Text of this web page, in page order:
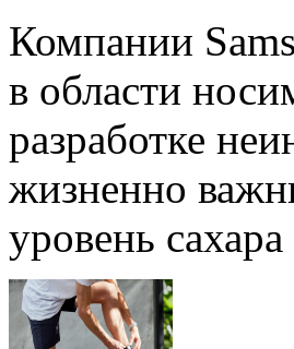
Компании
в области
разработке
жизненно
уровень